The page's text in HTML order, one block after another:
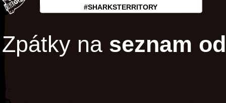
#SHARKSTERRITORY
Zpátky na seznam